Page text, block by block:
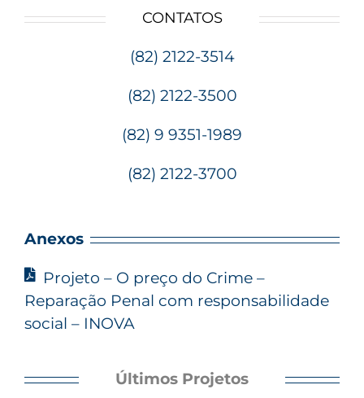
CONTATOS
(82) 2122-3514
(82) 2122-3500
(82) 9 9351-1989
(82) 2122-3700
Anexos
Projeto – O preço do Crime –
Reparação Penal com responsabilidade
social – INOVA
Últimos Projetos